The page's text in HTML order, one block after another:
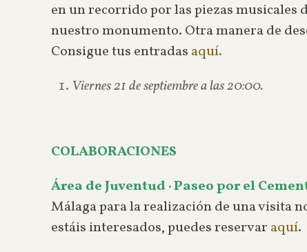
en un recorrido por las piezas musicales
nuestro monumento. Otra manera de
Consigue tus entradas aquí.
Viernes 21 de septiembre a las 20:00.
COLABORACIONES
Área de Juventud · Paseo por el
Málaga para la realización de una visita
estáis interesados, puedes reservar aquí.